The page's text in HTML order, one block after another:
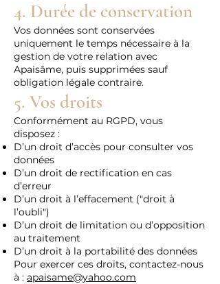
4. Durée de conservation
Vos données sont conservées
uniquement le temps nécessaire à la
gestion de votre relation avec
Apaisâme, puis supprimées sauf
obligation légale contraire.
5. Vos droits
Conformément au RGPD, vous
disposez :
D’un droit d’accès pour consulter vos
données
D’un droit de rectification en cas
d’erreur
D’un droit à l’effacement ("droit à
l’oubli")
D’un droit de limitation ou d’opposition
au traitement
D’un droit à la portabilité des données
Pour exercer ces droits, contactez-nous
à : apaisame@yahoo.com